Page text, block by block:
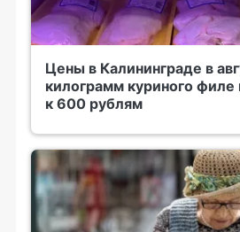
Цены в Калининграде в
килограмм куриного
к 600 рублям